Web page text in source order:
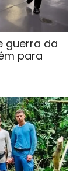
guerra da
para